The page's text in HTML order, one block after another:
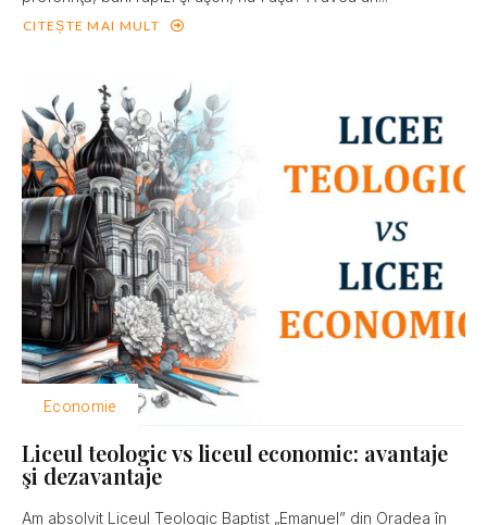
CITEȘTE MAI MULT
Economie
Liceul teologic vs liceul economic: avantaje
şi dezavantaje
Am absolvit Liceul Teologic Baptist „Emanuel” din Oradea în